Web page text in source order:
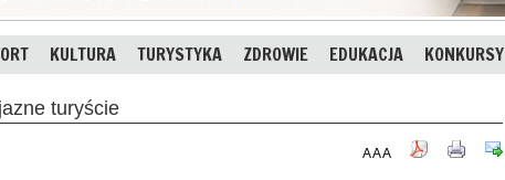
KULTURA TURYSTYKA ZDROWIE EDUKACJA KONKURSY
turyście
AAA